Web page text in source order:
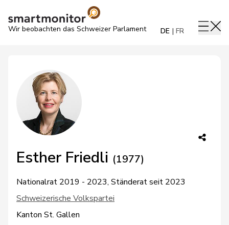
Wir beobachten das Schweizer Parlament DE FR
Esther Friedli (1977)
Nationalrat 2019 - 2023, Ständerat seit 2023
Schweizerische Volkspartei
Kanton St. Gallen